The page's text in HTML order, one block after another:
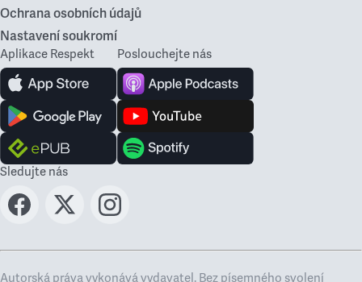
Ochrana osobních údajů
Nastavení soukromí
Aplikace Respekt Poslouchejte nás
Sledujte nás
Autorská práva vykonává vydavatel. Bez písemného svolení